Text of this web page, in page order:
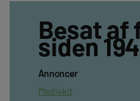
Besat af
siden
Annoncer
Mediekit